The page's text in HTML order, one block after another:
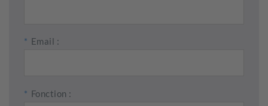
* Email :
* Fonction :